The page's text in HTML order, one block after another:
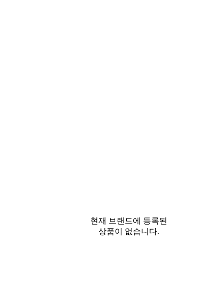
현재 브랜드에 등록된
상품이 없습니다.